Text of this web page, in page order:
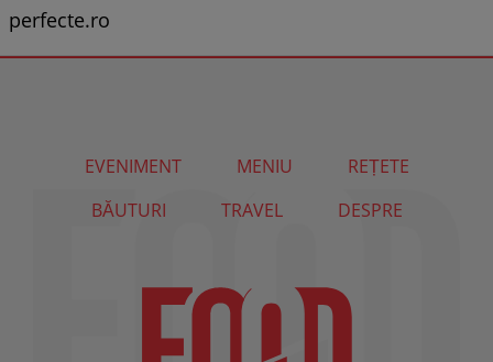
perfecte.ro
EVENIMENT MENIU
REȚETE
BĂUTURI
TRAVEL DESPRE